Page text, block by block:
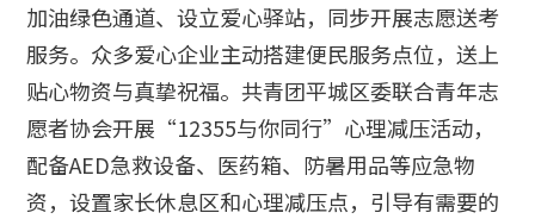
加油绿色通道、设立爱心驿站，同步开展志愿送考
服务。众多爱心企业主动搭建便民服务点位，送上
贴心物资与真挚祝福。共青团平城区委联合青年志
愿者协会开展“12355与你同行”心理减压活动，
配备AED急救设备、医药箱、防暑用品等应急物
资，设置家长休息区和心理减压点，引导有需要的